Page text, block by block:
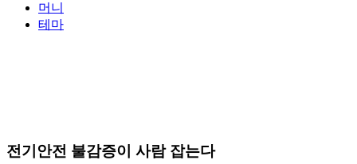
머니
테마
전기안전 불감증이 사람 잡는다